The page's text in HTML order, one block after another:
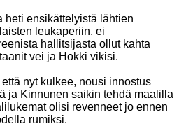
heti ensikättelyistä lähtien
leukaperiin, ei
hallitsijasta ollut kahta
vei ja Hokki vikisi.
nyt kulkee, nousi innostus
ja Kinnunen saikin tehdä maalilla
olisi revenneet jo ennen
rumiksi.